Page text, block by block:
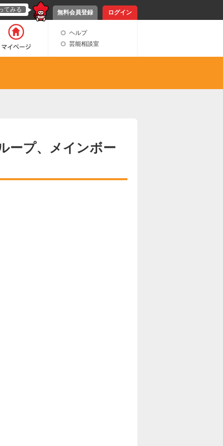
無料会員登録 ログイン
てみる
ヘルプ
芸能相談室
ープ、メインボー